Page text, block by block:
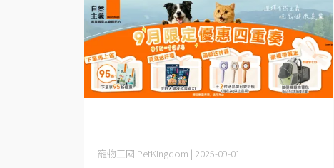
寵物王國 PetKingdom | 2025-09-01